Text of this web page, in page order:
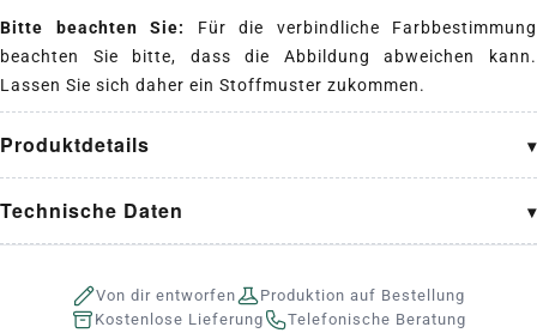
Bitte beachten Sie:
Für die verbindliche Farbbestimmung
beachten Sie bitte, dass die Abbildung abweichen kann.
Lassen Sie sich daher ein Stoffmuster zukommen.
Produktdetails
Technische Daten
Von dir entworfen
Produktion auf Bestellung
Kostenlose Lieferung
Telefonische Beratung